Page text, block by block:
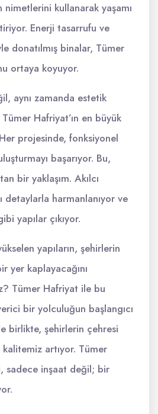
kullanarak yaşamı
Enerji tasarrufu ve
donatılmış binalar, Tümer
ortaya koyuyor.
aynı zamanda estetik
Hafriyat’ın en büyük
projesinde, fonksiyonel
başarıyor. Bu,
bir yaklaşım. Akılcı
detaylarla harmanlanıyor ve
yapılar çıkıyor.
yapıların, şehirlerin
yer kaplayacağını
Tümer Hafriyat ile bu
bir yolculuğun başlangıcı
birlikte, şehirlerin çehresi
artıyor. Tümer
sadece inşaat değil; bir